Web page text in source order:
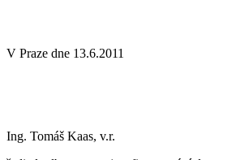
V Praze dne 13.6.2011
Ing. Tomáš Kaas, v.r.